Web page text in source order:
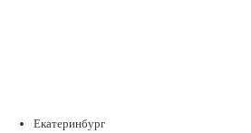
Екатеринбург